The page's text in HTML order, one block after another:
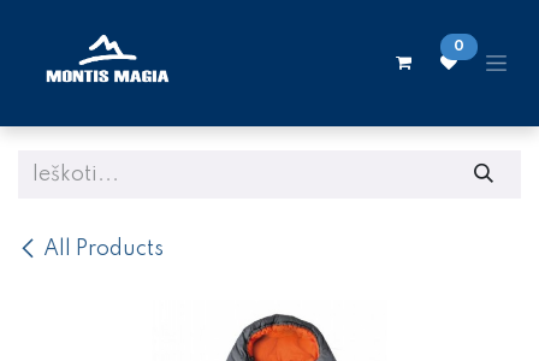
0
All Products